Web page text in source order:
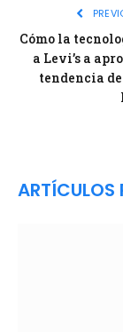
Cómo la
a Levi’s a
tendencia
ARTÍCULOS